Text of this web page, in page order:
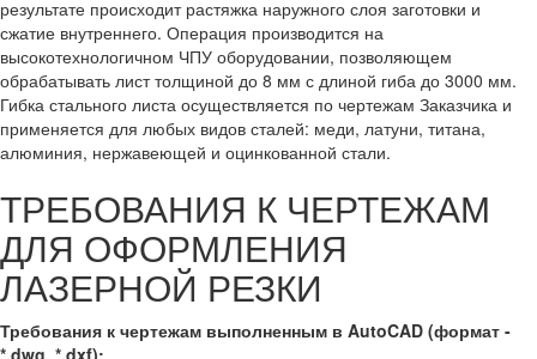
результате происходит растяжка наружного слоя заготовки и
сжатие внутреннего. Операция производится на
высокотехнологичном ЧПУ оборудовании, позволяющем
обрабатывать лист толщиной до 8 мм с длиной гиба до 3000 мм.
Гибка стального листа осуществляется по чертежам Заказчика и
применяется для любых видов сталей: меди, латуни, титана,
алюминия, нержавеющей и оцинкованной стали.
ТРЕБОВАНИЯ К ЧЕРТЕЖАМ
ДЛЯ ОФОРМЛЕНИЯ
ЛАЗЕРНОЙ РЕЗКИ
Требования к чертежам выполненным в AutoCAD (формат -